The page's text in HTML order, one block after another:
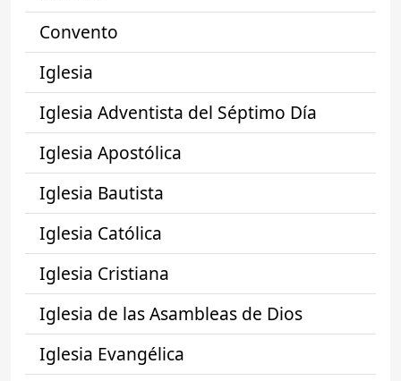
Convento
Iglesia
Iglesia Adventista del Séptimo Día
Iglesia Apostólica
Iglesia Bautista
Iglesia Católica
Iglesia Cristiana
Iglesia de las Asambleas de Dios
Iglesia Evangélica